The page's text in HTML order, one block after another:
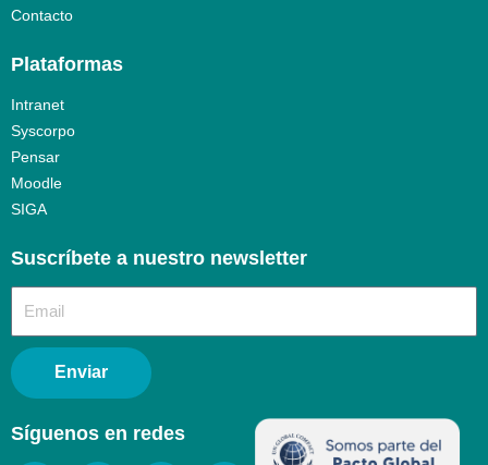
Contacto
Plataformas
Intranet
Syscorpo
Pensar
Moodle
SIGA
Suscríbete a nuestro newsletter​
Enviar
Síguenos en redes